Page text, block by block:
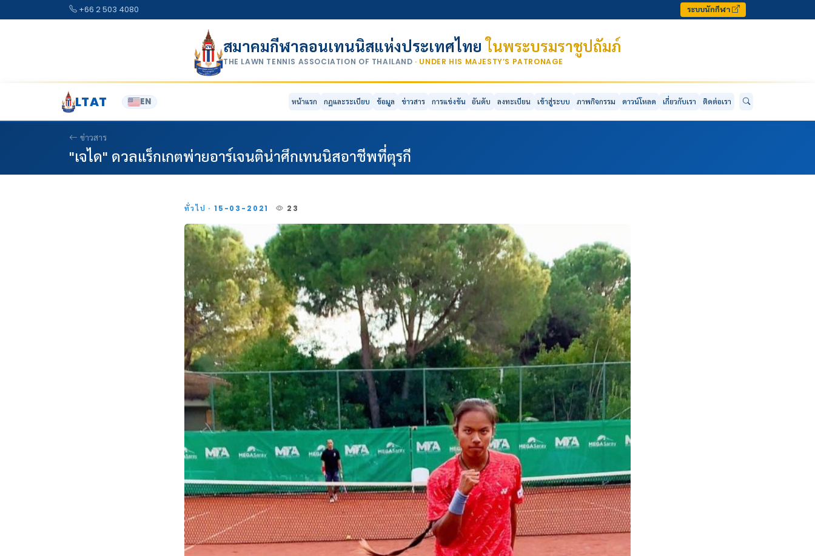
+66 2 503 4080 ระบบนักกีฬา
สมาคมกีฬาลอนเทนนิสแห่งประเทศไทยในพระบรมราชูปถัมภ์
THE LAWN TENNIS ASSOCIATION OF THAILAND · UNDER HIS MAJESTY’S PATRONAGE
LTAT EN หน้าแรก กฎและระเบียบ ข้อมูล ข่าวสาร การแข่งขัน อันดับ ลงทะเบียน เข้าสู่ระบบ ภาพกิจกรรม ดาวน์โหลด เกี่ยวกับเรา ติดต่อเรา
ข่าวสาร
"เจได" ดวลแร็กเกตพ่ายอาร์เจนติน่าศึกเทนนิสอาชีพที่ตุรกี
ทั่วไป · 15-03-2021 23